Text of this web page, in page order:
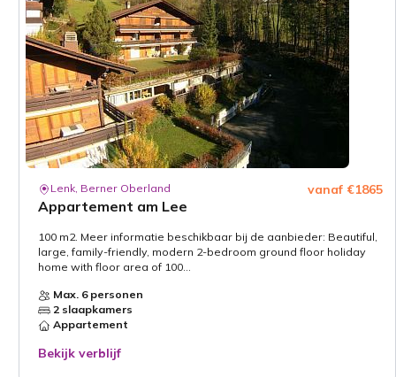
Lenk, Berner Oberland
Appartement am Lee
vanaf €1865
100 m2. Meer informatie beschikbaar bij de aanbieder: Beautiful,
large, family-friendly, modern 2-bedroom ground floor holiday
home with floor area of 100...
Max. 6 personen
2 slaapkamers
Appartement
Bekijk verblijf